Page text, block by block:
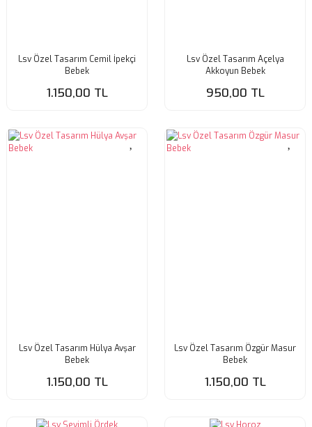
Lsv Özel Tasarım Cemil İpekçi
Bebek
1.150,00 TL
Lsv Özel Tasarım Açelya
Akkoyun Bebek
950,00 TL
Lsv Özel Tasarım Hülya Avşar
Bebek
1.150,00 TL
Lsv Özel Tasarım Özgür Masur
Bebek
1.150,00 TL